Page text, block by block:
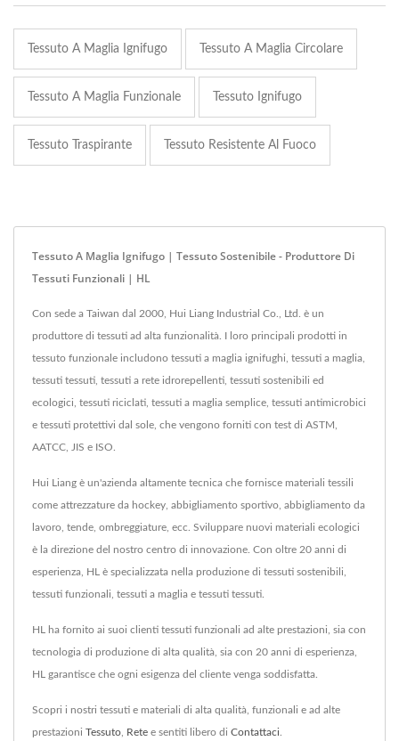
Tessuto A Maglia Ignifugo Tessuto A Maglia Circolare
Tessuto A Maglia Funzionale Tessuto Ignifugo
Tessuto Traspirante Tessuto Resistente Al Fuoco
Tessuto A Maglia Ignifugo | Tessuto Sostenibile - Produttore Di
Tessuti Funzionali | HL
Con sede a Taiwan dal 2000, Hui Liang Industrial Co., Ltd. è un
produttore di tessuti ad alta funzionalità. I loro principali prodotti in
tessuto funzionale includono tessuti a maglia ignifughi, tessuti a maglia,
tessuti tessuti, tessuti a rete idrorepellenti, tessuti sostenibili ed
ecologici, tessuti riciclati, tessuti a maglia semplice, tessuti antimicrobici
e tessuti protettivi dal sole, che vengono forniti con test di ASTM,
AATCC, JIS e ISO.
Hui Liang è un'azienda altamente tecnica che fornisce materiali tessili
come attrezzature da hockey, abbigliamento sportivo, abbigliamento da
lavoro, tende, ombreggiature, ecc. Sviluppare nuovi materiali ecologici
è la direzione del nostro centro di innovazione. Con oltre 20 anni di
esperienza, HL è specializzata nella produzione di tessuti sostenibili,
tessuti funzionali, tessuti a maglia e tessuti tessuti.
HL ha fornito ai suoi clienti tessuti funzionali ad alte prestazioni, sia con
tecnologia di produzione di alta qualità, sia con 20 anni di esperienza,
HL garantisce che ogni esigenza del cliente venga soddisfatta.
Scopri i nostri tessuti e materiali di alta qualità, funzionali e ad alte
prestazioni Tessuto Rete e sentiti libero di Contattaci